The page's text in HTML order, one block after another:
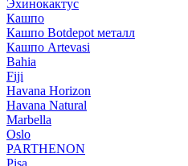
Эхинокактус
Кашпо
Кашпо Botdepot металл
Кашпо Artevasi
Bahia
Fiji
Havana Horizon
Havana Natural
Marbella
Oslo
PARTHENON
Pisa